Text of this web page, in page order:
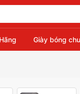
Giày bóng